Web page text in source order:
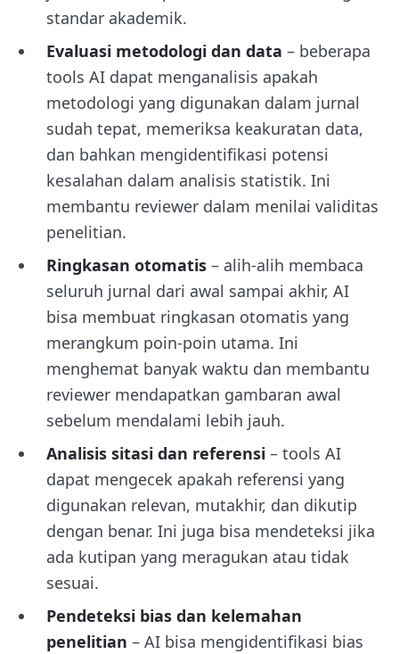
standar akademik.
Evaluasi metodologi dan data – beberapa
tools AI dapat menganalisis apakah
metodologi yang digunakan dalam jurnal
sudah tepat, memeriksa keakuratan data,
dan bahkan mengidentifikasi potensi
kesalahan dalam analisis statistik. Ini
membantu reviewer dalam menilai validitas
penelitian.
Ringkasan otomatis – alih-alih membaca
seluruh jurnal dari awal sampai akhir, AI
bisa membuat ringkasan otomatis yang
merangkum poin-poin utama. Ini
menghemat banyak waktu dan membantu
reviewer mendapatkan gambaran awal
sebelum mendalami lebih jauh.
Analisis sitasi dan referensi – tools AI
dapat mengecek apakah referensi yang
digunakan relevan, mutakhir, dan dikutip
dengan benar. Ini juga bisa mendeteksi jika
ada kutipan yang meragukan atau tidak
sesuai.
Pendeteksi bias dan kelemahan
penelitian – AI bisa mengidentifikasi bias